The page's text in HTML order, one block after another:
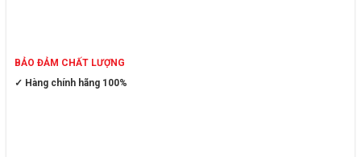
BẢO ĐẢM CHẤT LƯỢNG
✓ Hàng chính hãng 100%